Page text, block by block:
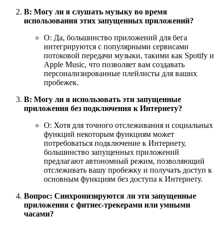
В: Могу ли я слушать музыку во время
использования этих запущенных приложений?
О: Да, большинство приложений для бега
интегрируются с популярными сервисами
потоковой передачи музыки, такими как Spotify и
Apple Music, что позволяет вам создавать
персонализированные плейлисты для ваших
пробежек.
В: Могу ли я использовать эти запущенные
приложения без подключения к Интернету?
О: Хотя для точного отслеживания и социальных
функций некоторым функциям может
потребоваться подключение к Интернету,
большинство запущенных приложений
предлагают автономный режим, позволяющий
отслеживать вашу пробежку и получать доступ к
основным функциям без доступа к Интернету.
Вопрос: Синхронизируются ли эти запущенные
приложения с фитнес-трекерами или умными
часами?